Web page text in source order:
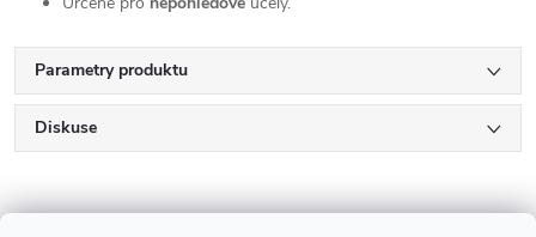
Parametry produktu
Diskuse